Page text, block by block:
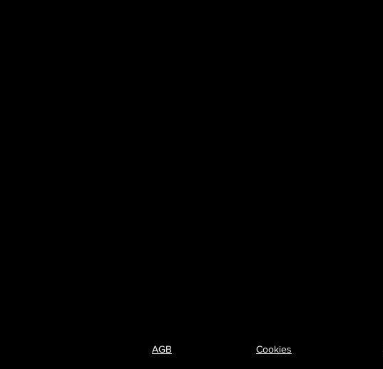
AGB Cookies